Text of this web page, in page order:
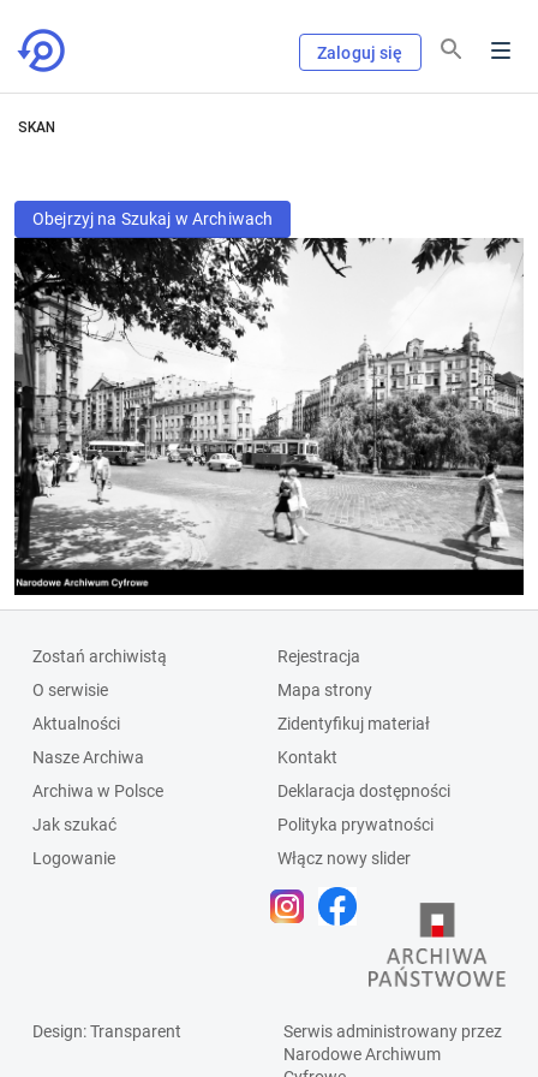
Zaloguj się
SKAN
Obejrzyj na Szukaj w Archiwach
Zostań archiwistą
O serwisie
Aktualności
Nasze Archiwa
Archiwa w Polsce
Jak szukać
Logowanie
Rejestracja
Mapa strony
Zidentyfikuj materiał
Kontakt
Deklaracja dostępności
Polityka prywatności
Włącz nowy slider
Design: Transparent
Serwis administrowany przez
Narodowe Archiwum